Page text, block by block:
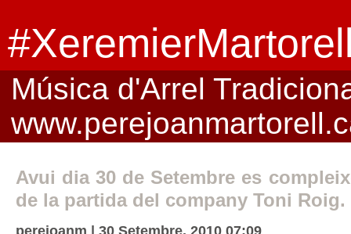
Música d'Arrel
Avui dia 30 de Setembre es
de la partida del company Toni Roig.
perejoanm | 30 Setembre, 2010 07:09